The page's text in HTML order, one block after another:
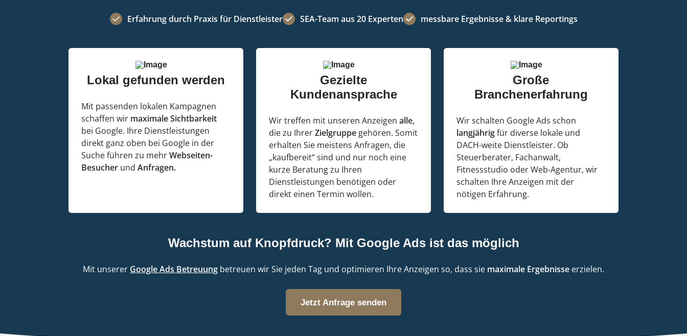
Erfahrung durch Praxis für Dienstleister SEA-Team aus 20 Experten messbare Ergebnisse & klare Reportings
Lokal gefunden werden
Mit passenden lokalen Kampagnen
schaffen wir maximale Sichtbarkeit
bei Google. Ihre Dienstleistungen
direkt ganz oben bei Google in der
Suche führen zu mehrWebseiten-
Besucher undAnfragen.
Gezielte
Kundenansprache
Wir treffen mit unseren Anzeigenalle,
die zu IhrerZielgruppe gehören. Somit
erhalten Sie meistens Anfragen, die
„kaufbereit“ sind und nur noch eine
kurze Beratung zu Ihren
Dienstleistungen benötigen oder
direkt einen Termin wollen.
Große
Branchenerfahrung
Wir schalten Google Ads schon
langjährigfür diverse lokale und
DACH-weite Dienstleister. Ob
Steuerberater, Fachanwalt,
Fitnessstudio oder Web-Agentur, wir
schalten Ihre Anzeigen mit der
nötigen Erfahrung.
Wachstum auf Knopfdruck? Mit Google Ads ist das möglich
Mit unserer Google Ads Betreuung betreuen wir Sie jeden Tag und optimieren Ihre Anzeigen so, dass sie maximale Ergebnisse erzielen.
Jetzt Anfrage senden